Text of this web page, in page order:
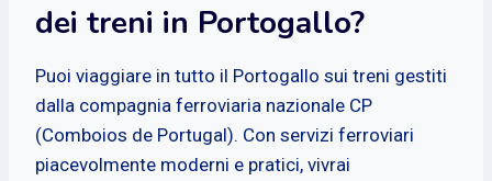
dei treni in Portogallo?
Puoi viaggiare in tutto il Portogallo sui treni gestiti
dalla compagnia ferroviaria nazionale CP
(Comboios de Portugal). Con servizi ferroviari
piacevolmente moderni e pratici, vivrai